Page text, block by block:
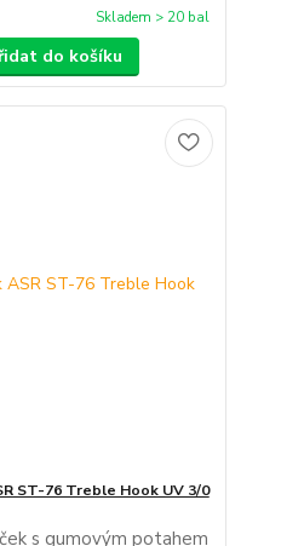
Skladem > 20 bal
do košíku
ST-76 Treble Hook UV 3/0
s gumovým potahem